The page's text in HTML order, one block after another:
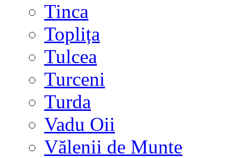
Tinca
Toplița
Tulcea
Turceni
Turda
Vadu Oii
Vălenii de Munte